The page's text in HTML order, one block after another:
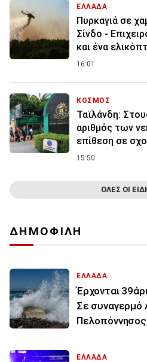
ΕΛΛΑΔΑ
Πυρκαγιά σε
Σίνδο -
και ένα
16:01
ΚΟΣΜΟΣ
Ταϊλάνδη:
αριθμός των
επίθεση σε
15:50
ΟΛΕΣ ΟΙ
ΔΗΜΟΦΙΛΗ
ΕΛΛΑΔΑ
Έρχονται
Σε συναγερμό
ΕΛΛΑΔΑ